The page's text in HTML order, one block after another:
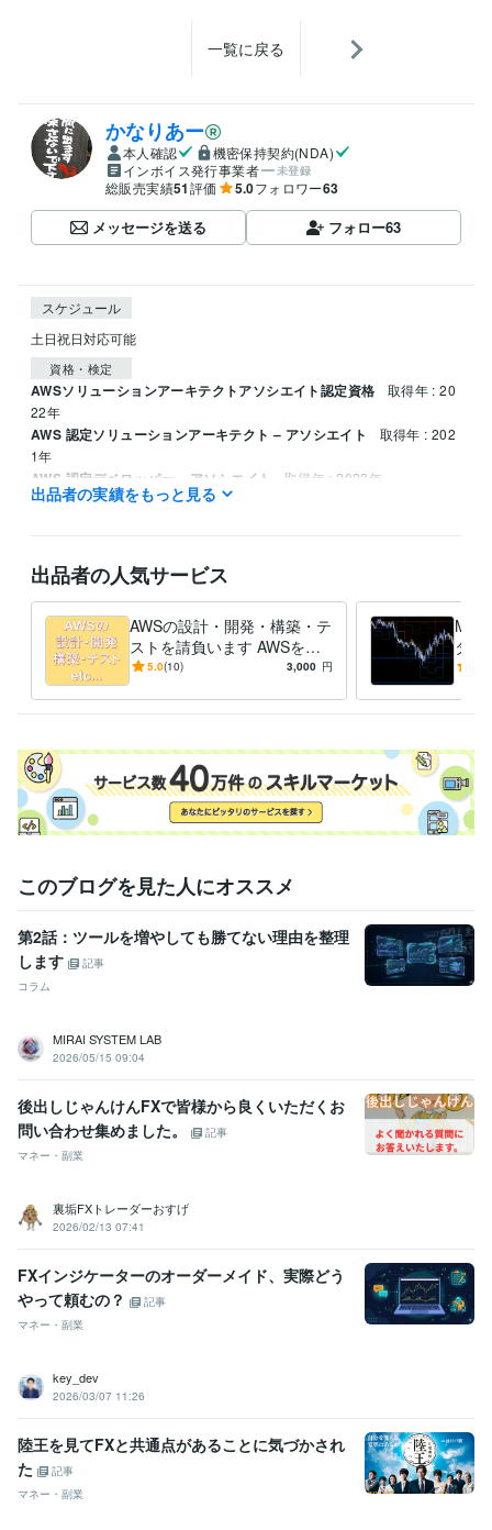
一覧に戻る
かなりあー
本人確認
機密保持契約(NDA)
インボイス発行事業者
未登録
総販売実績51評価 5.0フォロワー63
メッセージを送る フォロー63
スケジュール
土日祝日対応可能
資格・検定
AWSソリューションアーキテクトアソシエイト認定資格
取得年 : 20
22年
AWS 認定ソリューションアーキテクト – アソシエイト
取得年 : 202
1年
AWS 認定デベロッパー – アソシエイト 取得年 : 2023年
AWS 認定システムオペレーション (SysOps) アドミニストレーター –
: 2022年
その他プロジェクトマネジメント系資格
プログラミング言語・フレームワーク
Python:3年Amazon Web Services:5年Linux:20年
Windows Server:10年オンプレミス:10年 shell:3年
Excel:20年Google スプレッドシート:10年Google スライド:10年
Google ドキュメント:10年PowerPoint:20年Word:20年Filmora:2年
CapCut:2年
得意分野
築 インフラの設計・構築
AWS 動画制作 ライティング
出品者の実績をもっと見る
出品者の人気サービス
AWSの設計・開発・構築・テ
ストを請負います AWSをよ
く知らなくてもOK、ご相談
5.0(10) 3,000 円
MT4
ター
作権
このブログを見た人にオススメ
第2話：ツールを増やしても勝てない理由を整理
します
記事
コラム
MIRAI SYSTEM LAB
2026/05/15 09:04
後出しじゃんけんFXで皆様から良くいただくお
問い合わせ集めました。
記事
マネー・副業
裏垢FXトレーダーおすげ
2026/02/13 07:41
FXインジケーターのオーダーメイド、実際どう
やって頼むの？
記事
マネー・副業
key_dev
2026/03/07 11:26
陸王を見てFXと共通点があることに気づかされ
た
記事
マネー・副業